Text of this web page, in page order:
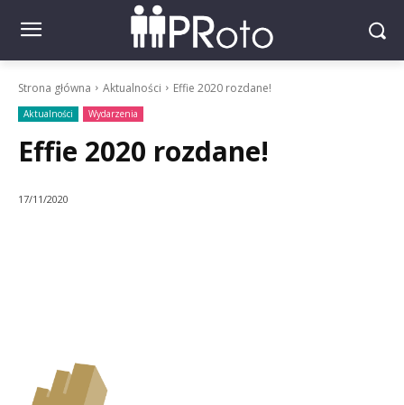
Strona główna Aktualności Effie 2020 rozdane!
Aktualności Wydarzenia
Effie 2020 rozdane!
17/11/2020